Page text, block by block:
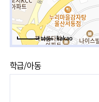
100m
학급/아동